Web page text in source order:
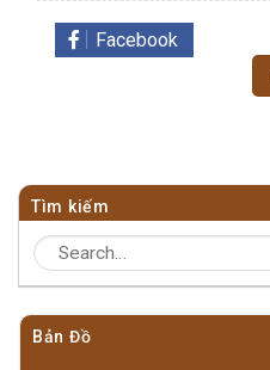
Facebook
Tìm kiếm
Bản Đồ